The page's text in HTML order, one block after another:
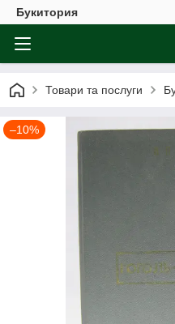
Букитория
Товари та послуги
–10%